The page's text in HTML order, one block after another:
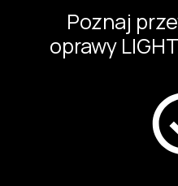
Poznaj
oprawy